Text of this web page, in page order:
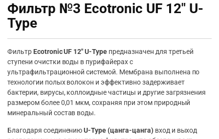
Фильтр №3 Ecotronic UF 12″ U-
Type
Фильтр Ecotronic UF 12″ U-Type предназначен для третьей
ступени очистки воды в пурифайерах с
ультрафильтрационной системой. Мембрана выполнена по
технологии полых волокон и эффективно задерживает
бактерии, вирусы, коллоидные частицы и другие загрязнения
размером более 0,01 мкм, сохраняя при этом природный
минеральный состав воды.
Благодаря соединениюU-Type (цанга-цанга)вход и выход